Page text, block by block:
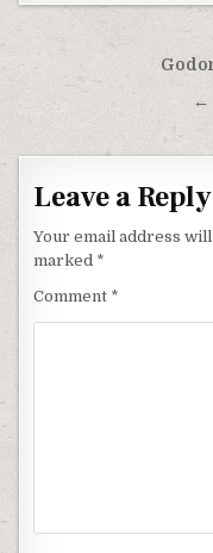
Post
←
Leave a Reply
Your email address
marked *
Comment *